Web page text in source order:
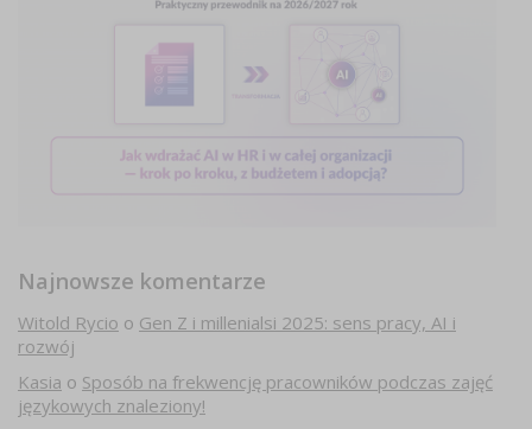
Najnowsze komentarze
Witold Rycio o Gen Z i millenialsi 2025: sens pracy, AI i
rozwój
Kasia o Sposób na frekwencję pracowników podczas zajęć
językowych znaleziony!